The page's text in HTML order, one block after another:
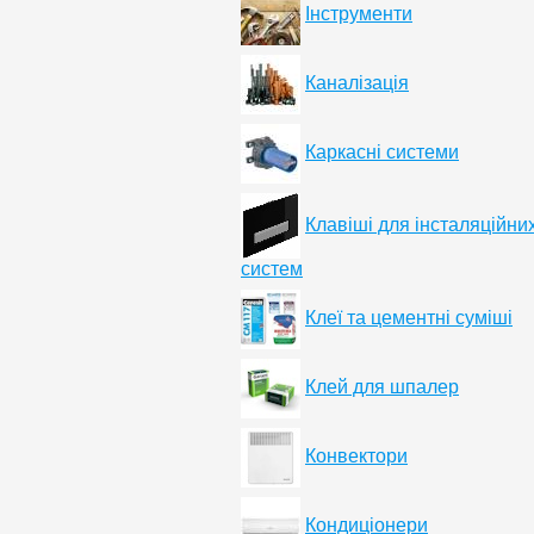
Інструменти
Каналізація
Каркасні системи
Клавіші для
систем
Клеї та цементні суміші
Клей для шпалер
Конвектори
Кондиціонери